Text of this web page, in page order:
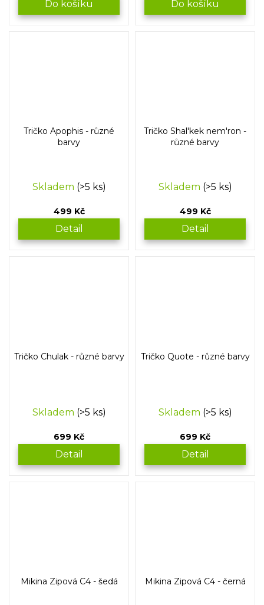
Do košíku Do košíku
Tričko Apophis - různé
barvy
Skladem (>5 ks)
499 Kč
Detail
Tričko Shal'kek nem'ron -
různé barvy
Skladem (>5 ks)
499 Kč
Detail
Tričko Chulak - různé barvy
Skladem (>5 ks)
699 Kč
Detail
Tričko Quote - různé barvy
Skladem (>5 ks)
699 Kč
Detail
Mikina Zipová C4 - šedá Mikina Zipová C4 - černá